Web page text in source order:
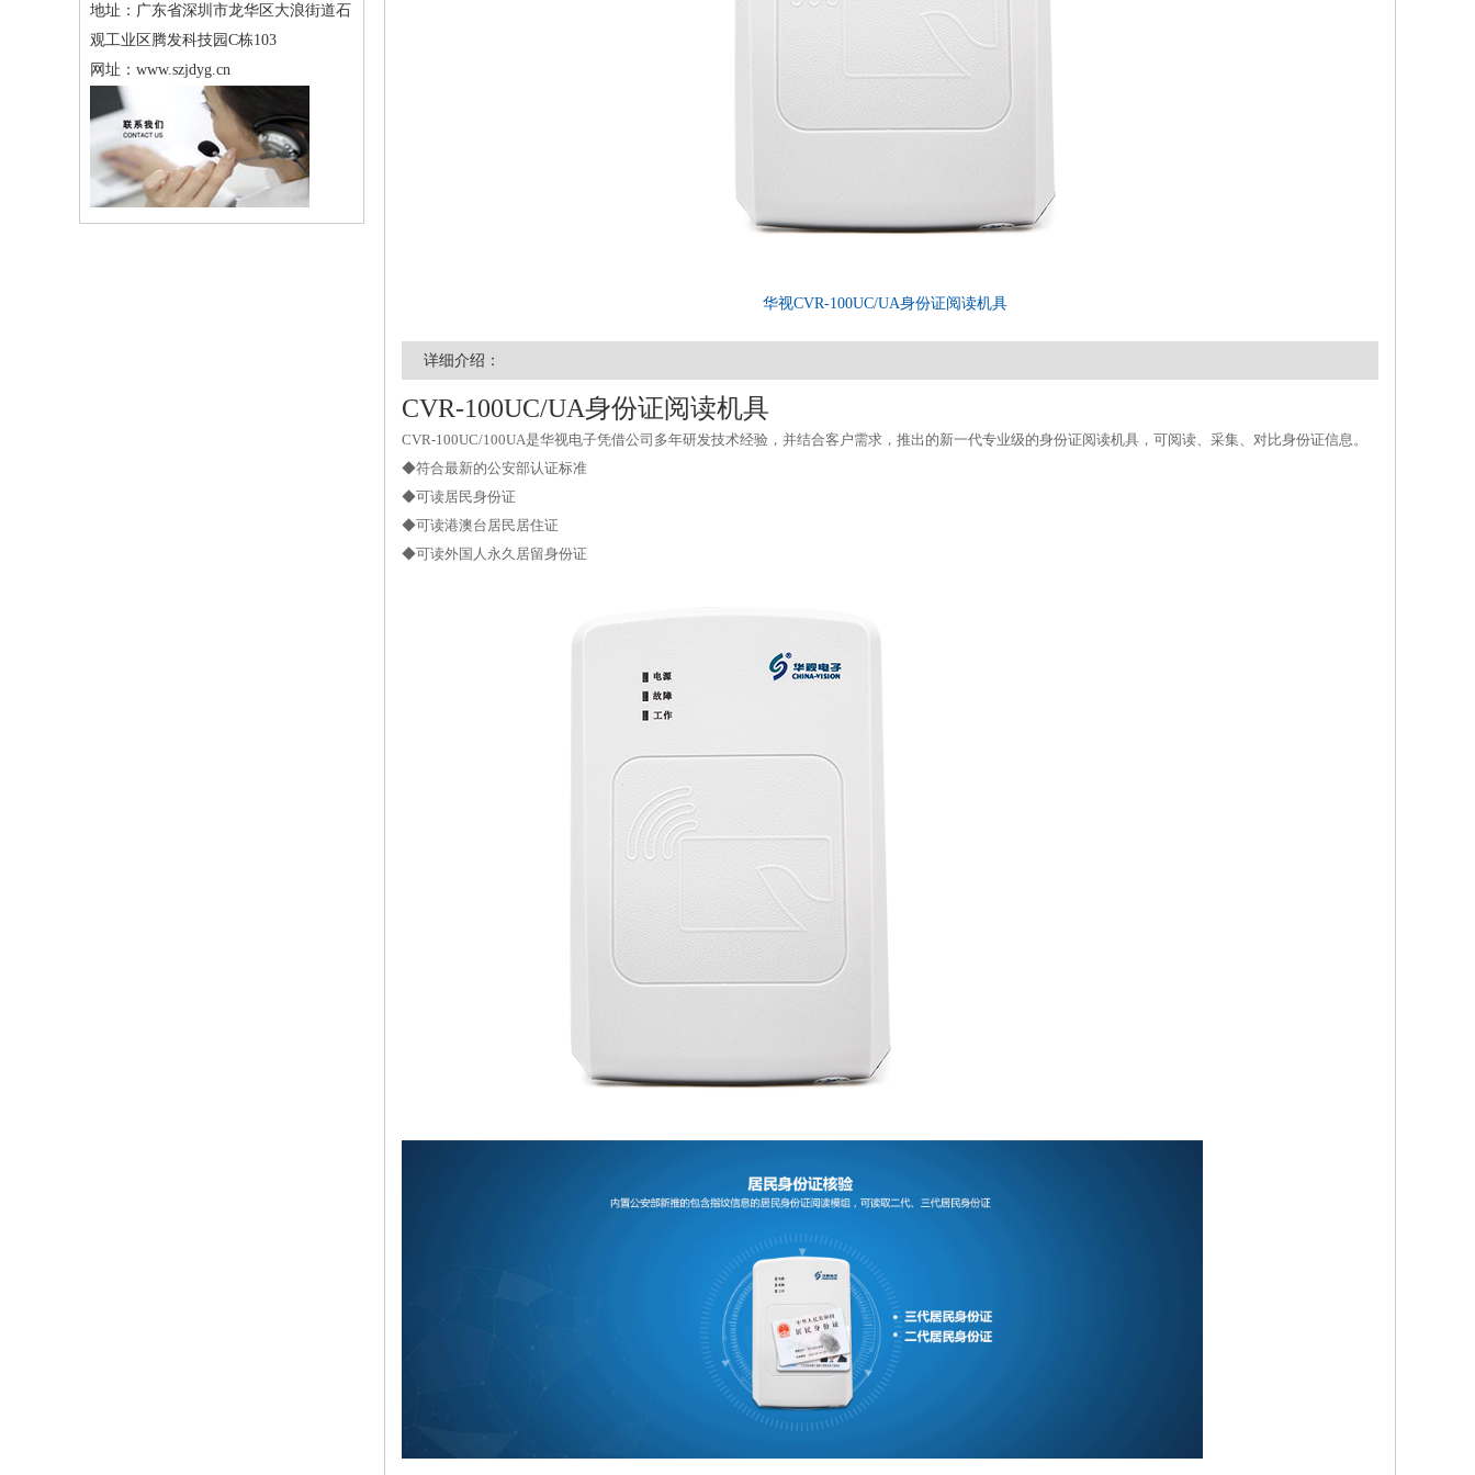
地址： 广东省深圳市龙华区大浪街道石
观工业区腾发科技园C栋103
网址： www.szjdyg.cn
华视CVR-100UC/UA身份证阅读机具
详细介绍：
CVR-100UC/UA身份证阅读机具
CVR-100UC/100UA是华视电子凭借公司多年研发技术经验，并结合客户需求，推出的新一代专业级的身份证阅读机具，可阅读、采集、对比身份证信息。
◆符合最新的公安部认证标准
◆可读居民身份证
◆可读港澳台居民居住证
◆可读外国人永久居留身份证